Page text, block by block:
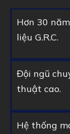
Hơn 30
liệu G.R.C.
Đội ngũ
thuật cao.
Hệ thống